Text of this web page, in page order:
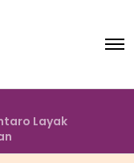
O
n
Layak